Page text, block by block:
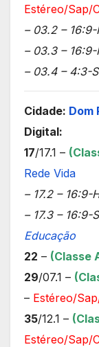
Estéreo/Sap/
– 03.2 –
– 03.3 –
– 03.4 – 4:3-
Cidade: Dom
Digital:
17/17.1 –
Rede Vida
– 17.2 – 16:9-
– 17.3 – 16:9-
Educação
22 – (Classe
29/07.1 –
– Estéreo/
35/12.1 –
Estéreo/Sap/